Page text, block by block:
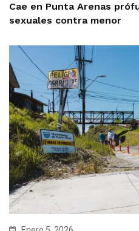
Cae en Punta Arenas
sexuales contra menor